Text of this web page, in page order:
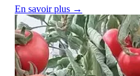
En savoir plus →